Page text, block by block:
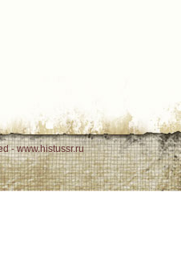
- www.histussr.ru